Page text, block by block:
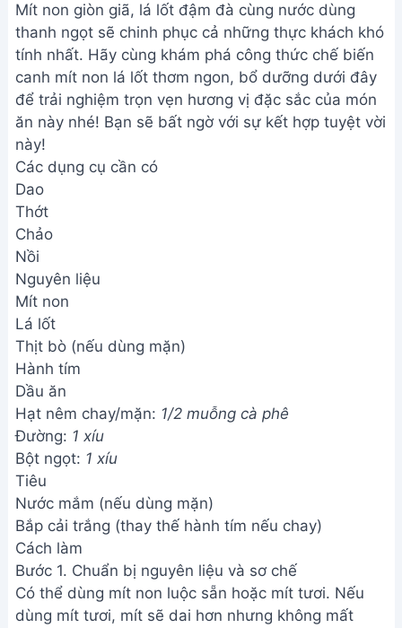
Mít non giòn giã, lá lốt đậm đà cùng nước dùng
thanh ngọt sẽ chinh phục cả những thực khách khó
tính nhất. Hãy cùng khám phá công thức chế biến
canh mít non lá lốt thơm ngon, bổ dưỡng dưới đây
để trải nghiệm trọn vẹn hương vị đặc sắc của món
ăn này nhé! Bạn sẽ bất ngờ với sự kết hợp tuyệt vời
này!
Các dụng cụ cần có
Dao
Thớt
Chảo
Nồi
Nguyên liệu
Mít non
Lá lốt
Thịt bò (nếu dùng mặn)
Hành tím
Dầu ăn
Hạt nêm chay/mặn: 1/2 muỗng cà phê
Đường: 1 xíu
Bột ngọt: 1 xíu
Tiêu
Nước mắm (nếu dùng mặn)
Bắp cải trắng (thay thế hành tím nếu chay)
Cách làm
Bước 1. Chuẩn bị nguyên liệu và sơ chế
Có thể dùng mít non luộc sẵn hoặc mít tươi. Nếu
dùng mít tươi, mít sẽ dai hơn nhưng không mất